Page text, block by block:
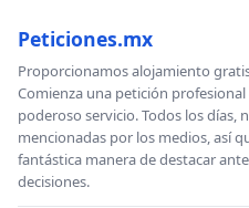
Peticiones.mx
Proporcionamos alojamiento
Comienza una petición
poderoso servicio. Todos los días,
mencionadas por los medios, así
fantástica manera de destacar
decisiones.